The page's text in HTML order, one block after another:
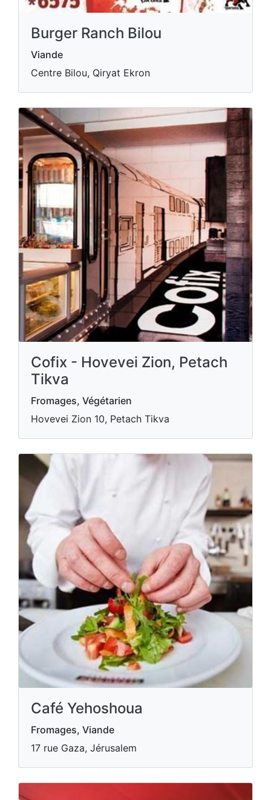
Burger Ranch Bilou
Viande
Centre Bilou, Qiryat Ekron
Cofix - Hovevei Zion, Petach
Tikva
Fromages, Végétarien
Hovevei Zion 10, Petach Tikva
Café Yehoshoua
Fromages, Viande
17 rue Gaza, Jérusalem